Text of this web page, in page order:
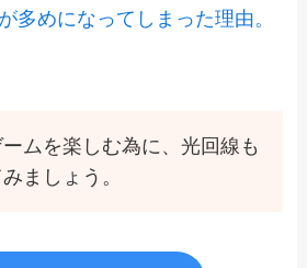
多めになってしまった理由。
ムを楽しむ為に、光回線も
ましょう。